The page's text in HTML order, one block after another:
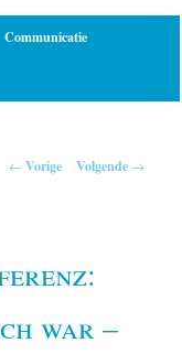
Communicatie
← Vorige Volgende →
war –